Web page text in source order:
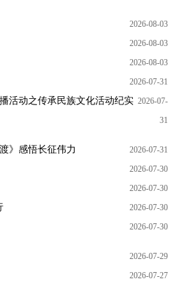
2026-08-03
2026-08-03
2026-08-03
2026-07-31
活动之传承民族文化活动纪实 2026-07-
31
》感悟长征伟力 2026-07-31
2026-07-30
2026-07-30
2026-07-30
2026-07-30
2026-07-29
2026-07-27